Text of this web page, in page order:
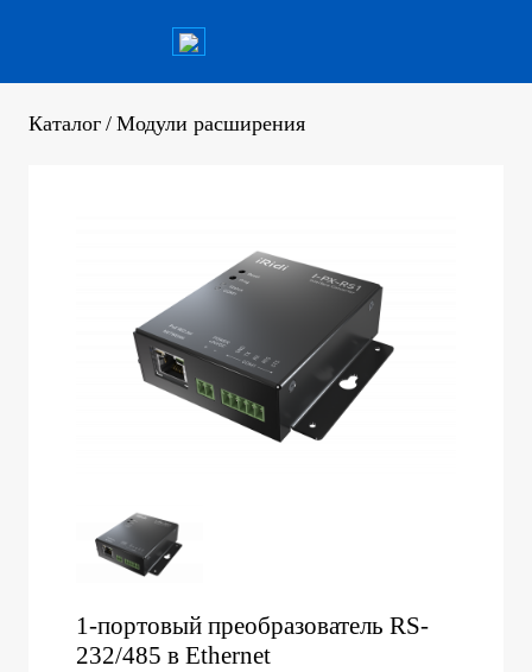
Каталог / Модули расширения
1-портовый преобразователь RS-
232/485 в Ethernet